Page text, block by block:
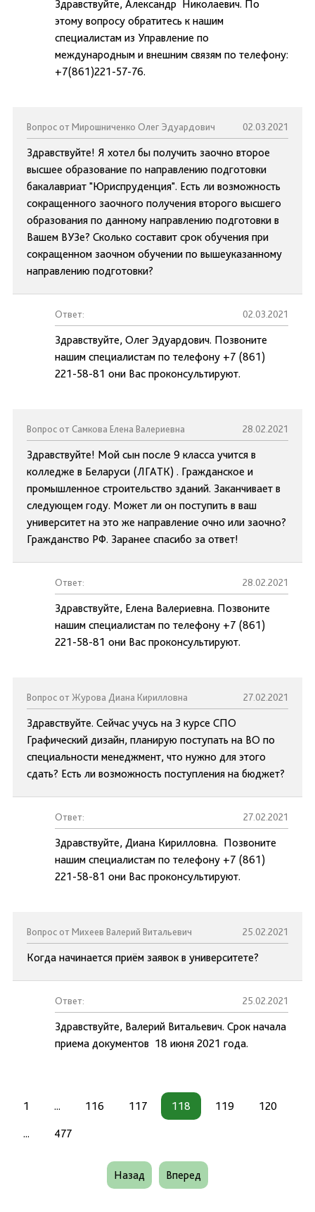
Здравствуйте, Александр Николаевич. По
этому вопросу обратитесь к нашим
специалистам из Управление по
международным и внешним связям по телефону:
+7(861)221-57-76.
Вопрос от Мирошниченко Олег Эдуардович 02.03.2021
Здравствуйте! Я хотел бы получить заочно второе
высшее образование по направлению подготовки
бакалавриат "Юриспруденция". Есть ли возможность
сокращенного заочного получения второго высшего
образования по данному направлению подготовки в
Вашем ВУЗе? Сколько составит срок обучения при
сокращенном заочном обучении по вышеуказанному
направлению подготовки?
Ответ: 02.03.2021
Здравствуйте, Олег Эдуардович. Позвоните
нашим специалистам по телефону +7 (861)
221-58-81 они Вас проконсультируют.
Вопрос от Самкова Елена Валериевна 28.02.2021
Здравствуйте! Мой сын после 9 класса учится в
колледже в Беларуси (ЛГАТК) . Гражданское и
промышленное строительство зданий. Заканчивает в
следующем году. Может ли он поступить в ваш
университет на это же направление очно или заочно?
Гражданство РФ. Заранее спасибо за ответ!
Ответ: 28.02.2021
Здравствуйте, Елена Валериевна. Позвоните
нашим специалистам по телефону +7 (861)
221-58-81 они Вас проконсультируют.
Вопрос от Журова Диана Кирилловна 27.02.2021
Здравствуйте. Сейчас учусь на 3 курсе СПО
Графический дизайн, планирую поступать на ВО по
специальности менеджмент, что нужно для этого
сдать? Есть ли возможность поступления на бюджет?
Ответ: 27.02.2021
Здравствуйте, Диана Кирилловна. Позвоните
нашим специалистам по телефону +7 (861)
221-58-81 они Вас проконсультируют.
Вопрос от Михеев Валерий Витальевич 25.02.2021
Когда начинается приём заявок в университете?
Ответ: 25.02.2021
Здравствуйте, Валерий Витальевич. Срок начала
приема документов 18 июня 2021 года.
1 ... 116 117 118 119 120
... 477
Назад Вперед